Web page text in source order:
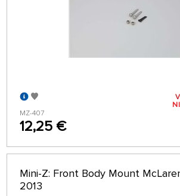
MZ-407
12,25 €
Mini-Z: Front Body Mount
2013